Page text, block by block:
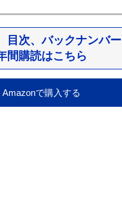
目次、バックナンバー
間購読はこちら
Amazonで購入する